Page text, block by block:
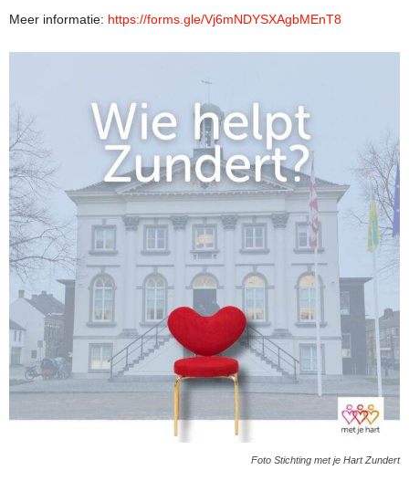
Meer informatie: https://forms.gle/Vj6mNDYSXAgbMEnT8
Foto Stichting met je Hart Zundert